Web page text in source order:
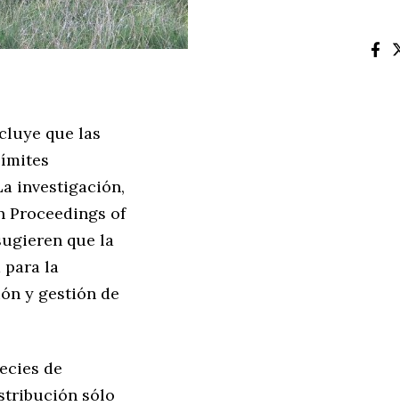
que las
investigación,
Proceedings of
que la
para la
y gestión de
de
sólo